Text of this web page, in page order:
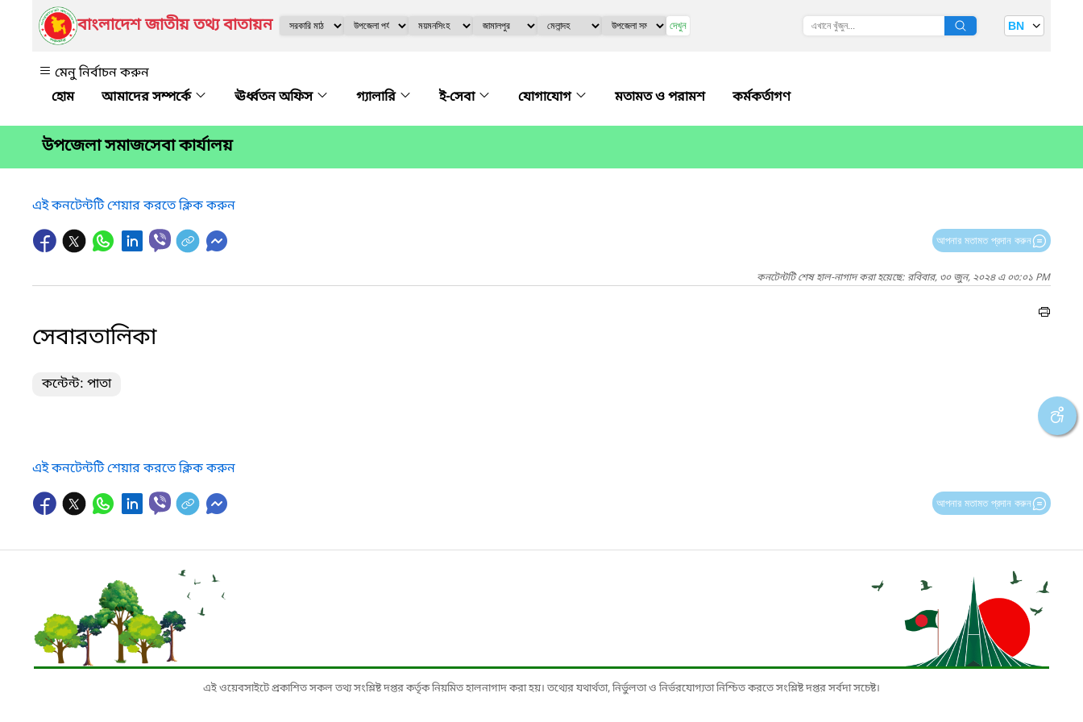
বাংলাদেশ জাতীয় তথ্য বাতায়ন দেখুন BN
মেনু নির্বাচন করুন
আমাদের সম্পর্কে
ঊর্ধ্বতন অফিস গ্যালারি ই-সেবা যোগাযোগ মতামত ও পরামশ কর্মকর্তাগণ
উপজেলা সমাজসেবা কার্যালয়
এই কনটেন্টটি শেয়ার করতে ক্লিক করুন
আপনার মতামত প্রদান করুন
কনটেন্টটি শেষ হাল-নাগাদ করা হয়েছে: রবিবার, ৩০ জুন, ২০২৪ এ ০৩:০১ PM
সেবারতালিকা
কন্টেন্ট: পাতা
এই কনটেন্টটি শেয়ার করতে ক্লিক করুন
আপনার মতামত প্রদান করুন
এই ওয়েবসাইটে প্রকাশিত সকল তথ্য সংশ্লিষ্ট দপ্তর কর্তৃক নিয়মিত হালনাগাদ করা হয়। তথ্যের যথার্থতা, নির্ভুলতা ও নির্ভরযোগ্যতা নিশ্চিত করতে সংশ্লিষ্ট দপ্তর সর্বদা সচেষ্ট।